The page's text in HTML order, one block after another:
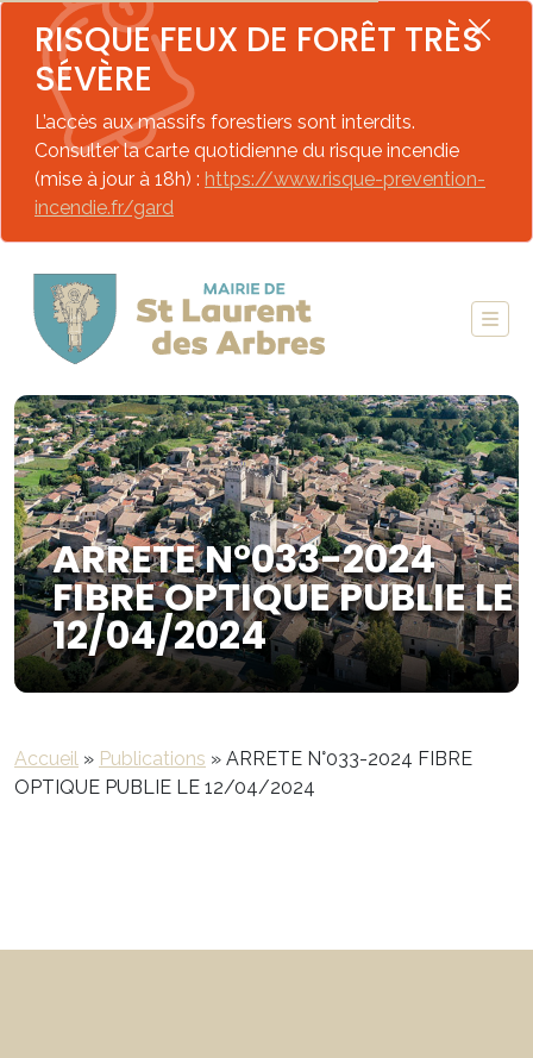
RISQUE FEUX DE FORÊT TRÈS
SÉVÈRE
L’accès aux massifs forestiers sont interdits.
Consulter la carte quotidienne du risque incendie
(mise à jour à 18h) : https://www.risque-prevention-
incendie.fr/gard
ARRETE N°033-2024
FIBRE OPTIQUE PUBLIE LE
12/04/2024
Accueil » Publications » ARRETE N°033-2024 FIBRE
OPTIQUE PUBLIE LE 12/04/2024